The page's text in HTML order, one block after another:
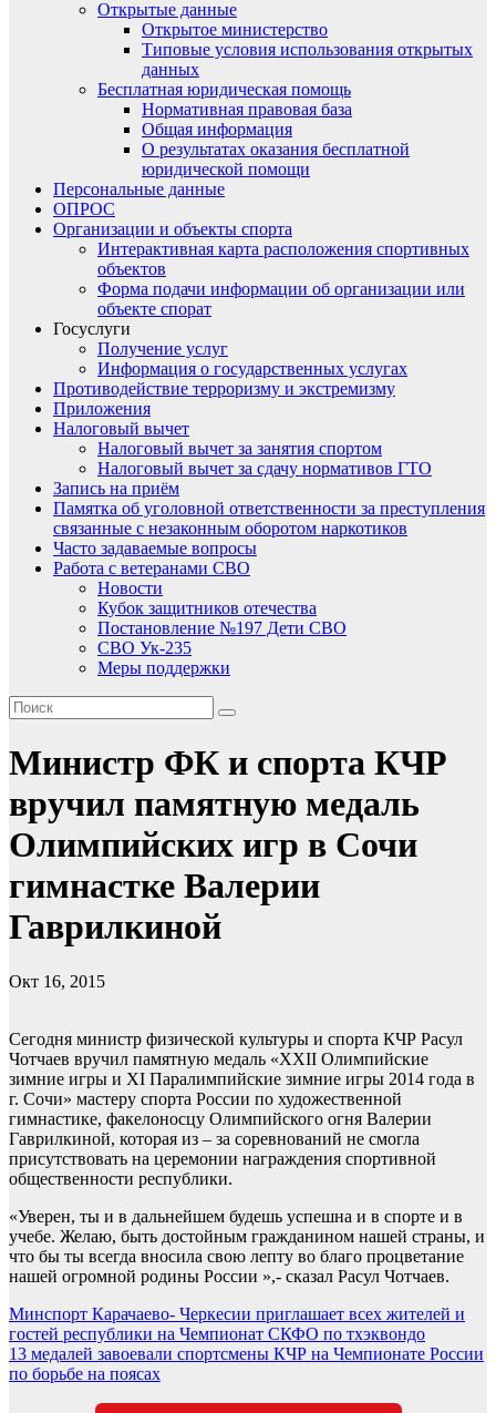
Открытые данные
Открытое министерство
Типовые условия использования открытых
данных
Бесплатная юридическая помощь
Нормативная правовая база
Общая информация
О результатах оказания бесплатной
юридической помощи
Персональные данные
ОПРОС
Организации и объекты спорта
Интерактивная карта расположения спортивных
объектов
Форма подачи информации об организации или
объекте спорат
Госуслуги
Получение услуг
Информация о государственных услугах
Противодействие терроризму и экстремизму
Приложения
Налоговый вычет
Налоговый вычет за занятия спортом
Налоговый вычет за сдачу нормативов ГТО
Запись на приём
Памятка об уголовной ответственности за преступления
связанные с незаконным оборотом наркотиков
Часто задаваемые вопросы
Работа с ветеранами СВО
Новости
Кубок защитников отечества
Постановление №197 Дети СВО
СВО Ук-235
Меры поддержки
Министр ФК и спорта КЧР
вручил памятную медаль
Олимпийских игр в Сочи
гимнастке Валерии
Гаврилкиной
Окт 16, 2015
Сегодня министр физической культуры и спорта КЧР Расул
Чотчаев вручил памятную медаль «XXII Олимпийские
зимние игры и XI Паралимпийские зимние игры 2014 года в
г. Сочи» мастеру спорта России по художественной
гимнастике, факелоносцу Олимпийского огня Валерии
Гаврилкиной, которая из – за соревнований не смогла
присутствовать на церемонии награждения спортивной
общественности республики.
«Уверен, ты и в дальнейшем будешь успешна и в спорте и в
учебе. Желаю, быть достойным гражданином нашей страны, и
что бы ты всегда вносила свою лепту во благо процветание
нашей огромной родины России »,- сказал Расул Чотчаев.
Навигация
по
записям
Минспорт Карачаево- Черкесии приглашает всех жителей и
гостей республики на Чемпионат СКФО по тхэквондо
13 медалей завоевали спортсмены КЧР на Чемпионате России
по борьбе на поясах